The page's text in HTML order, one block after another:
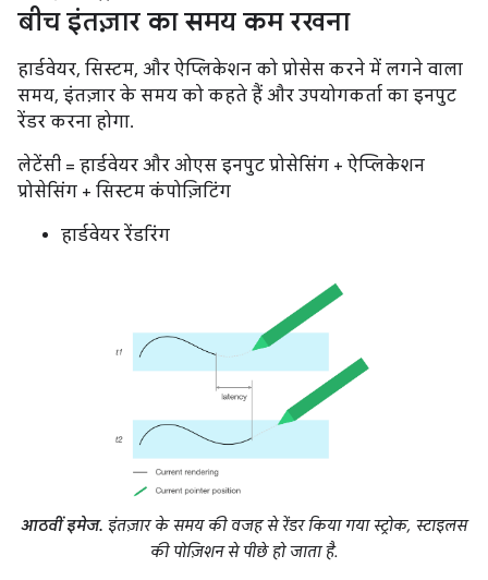
बीच इंतज़ार का समय कम रखना
हार्डवेयर, सिस्टम, और ऐप्लिकेशन को प्रोसेस करने में लगने वाला
समय, इंतज़ार के समय को कहते हैं और उपयोगकर्ता का इनपुट
रेंडर करना होगा.
लेटेंसी = हार्डवेयर और ओएस इनपुट प्रोसेसिंग + ऐप्लिकेशन
प्रोसेसिंग + सिस्टम कंपोज़िटिंग
हार्डवेयर रेंडरिंग
आठवीं इमेज. इंतज़ार के समय की वजह से रेंडर किया गया स्ट्रोक, स्टाइलस
की पोज़िशन से पीछे हो जाता है.